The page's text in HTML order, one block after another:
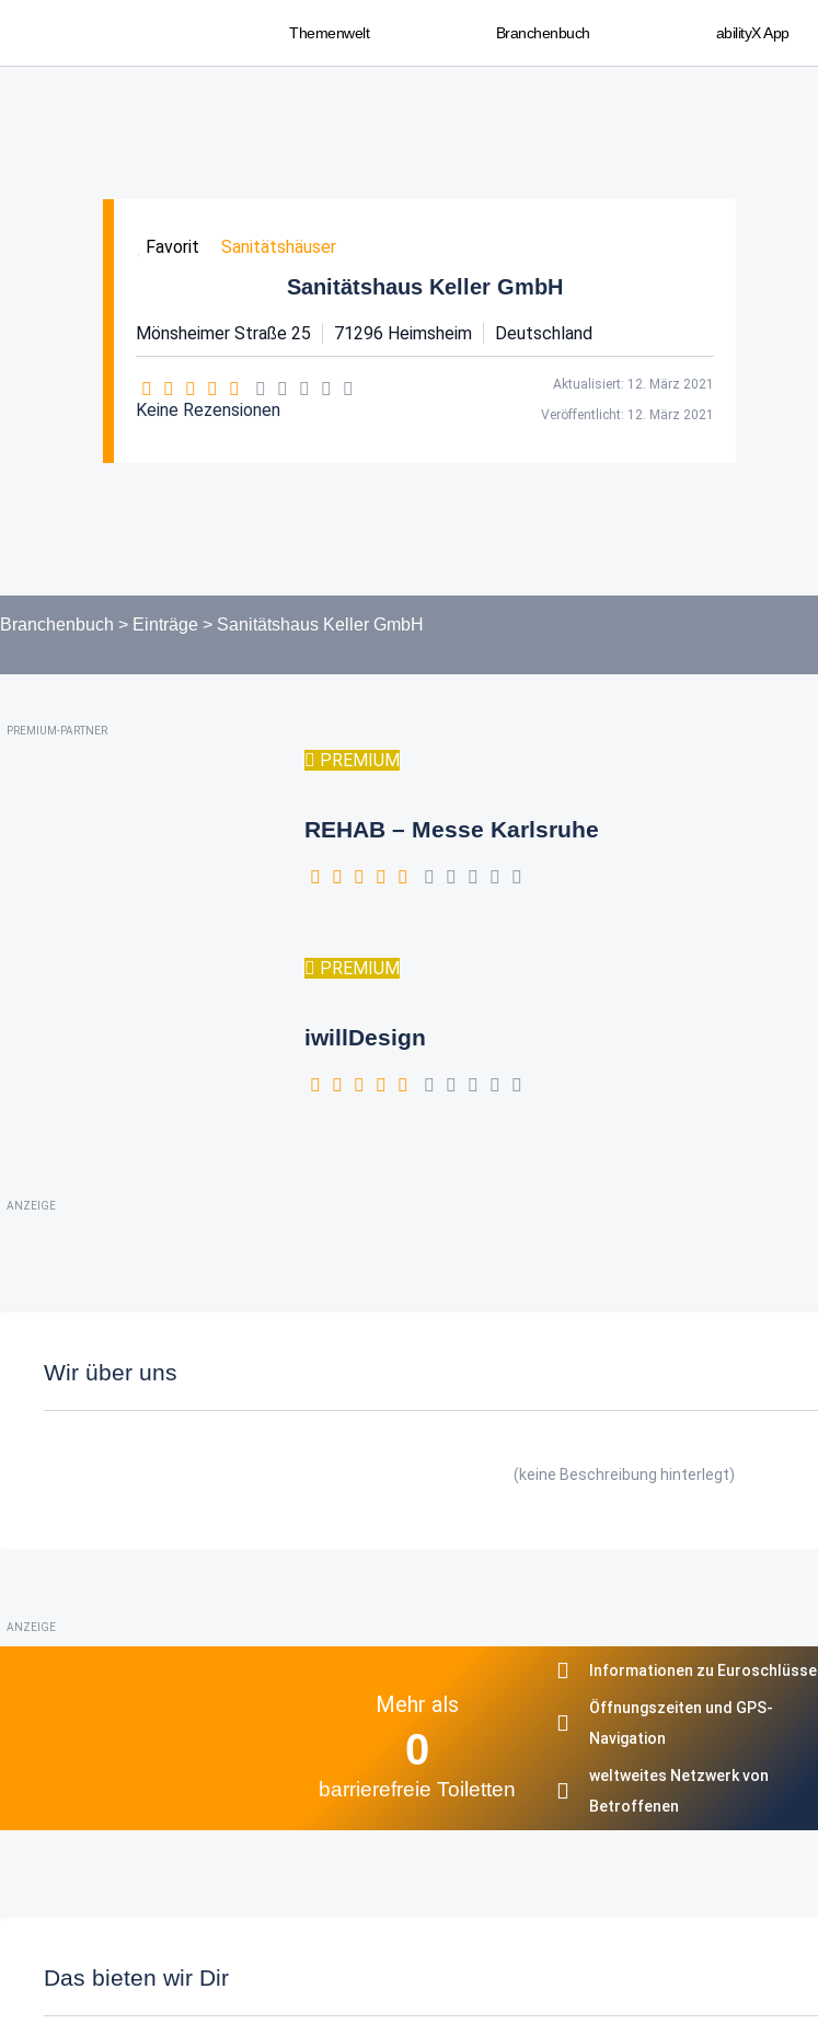
Themenwelt Branchenbuch abilityX App
Favorit Sanitätshäuser
Sanitätshaus Keller GmbH
Mönsheimer Straße 25 71296 Heimsheim Deutschland
Keine Rezensionen
Aktualisiert: 12. März 2021
Veröffentlicht: 12. März 2021
Branchenbuch > Einträge > Sanitätshaus Keller GmbH
PREMIUM-PARTNER
PREMIUM
REHAB – Messe Karlsruhe
PREMIUM
iwillDesign
ANZEIGE
Wir über uns
(keine Beschreibung hinterlegt)
ANZEIGE
Mehr als
barrierefreie Toiletten
0
Informationen zu Euroschlüssel
Öffnungszeiten und GPS-
Navigation
weltweites Netzwerk von
Betroffenen
Das bieten wir Dir